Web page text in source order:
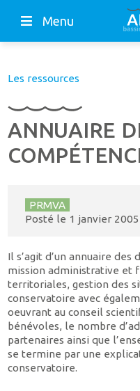
Menu
Les ressources
ANNUAIRE
PRMVA
Posté le 1 janvier 2005
Il s’agit d’un annuaire
mission administrative et
territoriales, gestion des
conservatoire avec
oeuvrant au conseil
bénévoles, le nombre
partenaires ainsi que
se termine par une
conservatoire.